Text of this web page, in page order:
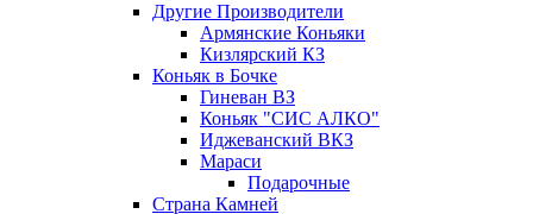
Другие Производители
Армянские Коньяки
Кизлярский КЗ
Коньяк в Бочке
Гиневан ВЗ
Коньяк "СИС АЛКО"
Иджеванский ВКЗ
Мараси
Подарочные
Страна Камней